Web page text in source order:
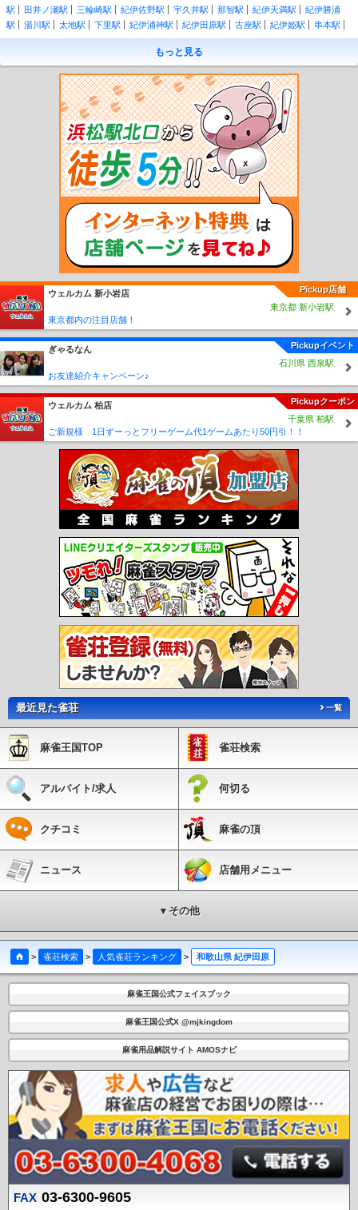
駅
田井ノ瀬駅 三輪崎駅 紀伊佐野駅 宇久井駅 那智駅 紀伊天満駅
紀伊勝浦
駅
湯川駅 太地駅 下里駅 紀伊浦神駅 紀伊田原駅 古座駅 紀伊姫駅
串本駅
紀伊有田駅
田並駅 田子駅 和深駅 江住駅 見老津駅 周参見駅 紀伊日置駅
椿
紀伊新庄駅 紀伊田辺駅
駅
切目駅 印南駅 稲原駅 和佐駅 道成寺駅 御坊駅 紀伊内原駅
紀伊由良駅
広川ビーチ駅
湯浅駅 藤並駅 紀伊宮原駅 箕島駅 初島駅 下津駅
海南駅 黒江駅 紀三井寺駅 宮前駅 紀和駅 和歌山市駅 紀ノ川駅
和歌山港駅 東松江駅 中松江駅 八幡前駅 西ノ庄駅 二里ヶ浜駅
加太駅 紀見峠駅 林間田園都市駅 御幸辻駅 紀伊清水駅 学文路駅
高野下駅 下古沢駅 上古沢駅 紀伊細川駅 紀伊神谷駅 極楽橋駅
紀伊御坊駅 市役所前駅 西御坊駅 田中口駅 日前宮駅 神前駅
交通センター前駅 岡崎前駅 吉礼駅 伊太祈曽駅 山東駅 大池遊園駅
甘露寺前駅 貴志駅
もっと見る
Pickup店舗
ウェルカム 新小岩店
東京都 新小岩駅
東京都内の注目店舗！
Pickupイベント
ぎゃるなん
石川県 西泉駅
お友達紹介キャンペーン♪
Pickupクーポン
ウェルカム 柏店
千葉県 柏駅
ご新規様 1日ずーっとフリーゲーム代1ゲームあたり50円引！！
最近見た雀荘 一覧
麻雀王国TOP 雀荘検索
アルバイト/求人 何切る
クチコミ 麻雀の頂
ニュース 店舗用メニュー
▼その他
> 雀荘検索 > 人気雀荘ランキング > 和歌山県 紀伊田原
麻雀王国公式フェイスブック
麻雀王国公式X @mjkingdom
麻雀用品解説サイト AMOSナビ
FAX 03-6300-9605